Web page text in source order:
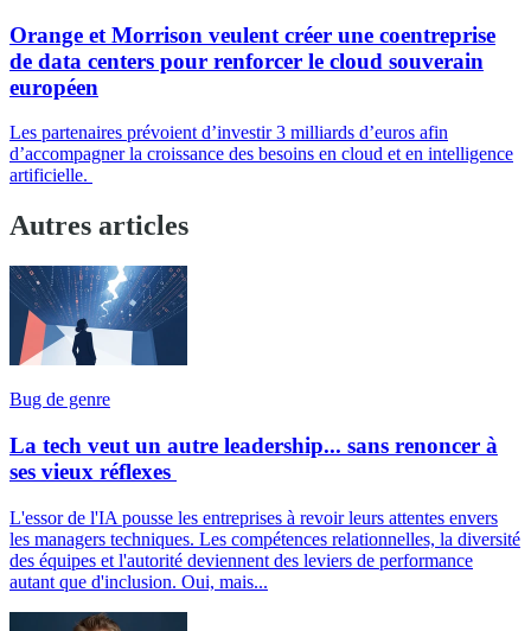
Orange et Morrison veulent créer une coentreprise
de data centers pour renforcer le cloud souverain
européen
Les partenaires prévoient d’investir 3 milliards d’euros afin
d’accompagner la croissance des besoins en cloud et en intelligence
artificielle.
Autres articles
Bug de genre
La tech veut un autre leadership... sans renoncer à
ses vieux réflexes
L'essor de l'IA pousse les entreprises à revoir leurs attentes envers
les managers techniques. Les compétences relationnelles, la diversité
des équipes et l'autorité deviennent des leviers de performance
autant que d'inclusion. Oui, mais...